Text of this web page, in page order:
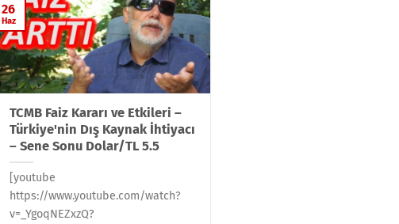
TCMB Faiz Kararı ve Etkileri –
Türkiye'nin Dış Kaynak İhtiyacı
– Sene Sonu Dolar/TL 5.5
[youtube
https://www.youtube.com/watch?
v=_YgoqNEZxzQ?
26
Haz